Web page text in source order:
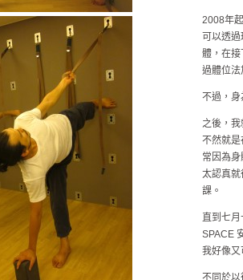
2008年
可以透
體，在接
過體位法
不過，身
之後，
不然就是
常因為
太認真就
課。
直到七
SPACE
我好像又
不同於以